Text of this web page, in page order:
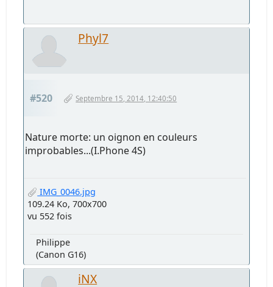
Phyl7
#520 Septembre 15, 2014, 12:40:50
Nature morte: un oignon en couleurs
improbables...(I.Phone 4S)
IMG_0046.jpg
109.24 Ko, 700x700
vu 552 fois
Philippe
(Canon G16)
iNX